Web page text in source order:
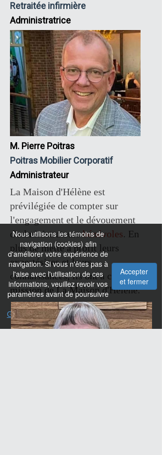
Retraitée infirmière
Administratrice
M. Pierre Poitras
Poitras Mobilier Corporatif
Administrateur
La Maison d'Hélène est
prévilégiée de compter sur
l'engagement et le dévouement
d'administrateursbénévoles. En
plus de mette à profit leurs
expertésises et leurs
connaissances, ils ont à coeur la
mission de La Maison d'Hélène.
Nous utilisons les témoins de
navigation (cookies) afin
d'améliorer votre expérience de
navigation. Si vous n'êtes pas à
l'aise avec l'utilisation de ces
informations, veuillez revoir vos
paramètres avant de poursuivre
votre visite. -
Gérer vos témoins de navigation
Accepter
et fermer